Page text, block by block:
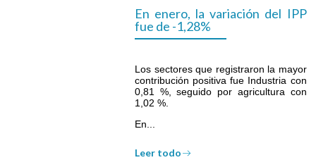
En enero, la variación del IPP
fue de -1,28%
Los sectores que registraron la mayor
contribución positiva fue Industria con
0,81 %, seguido por agricultura con
1,02 %.
En...
Leer todo